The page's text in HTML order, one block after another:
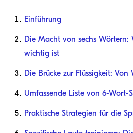
Einführung
Die Macht von sechs Wörtern:
wichtig ist
Die Brücke zur Flüssigkeit: Von
Umfassende Liste von 6-Wort-
Praktische Strategien für die